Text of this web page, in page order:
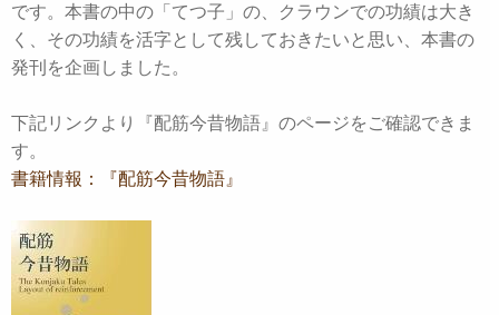
です。本書の中の「てつ子」の、クラウンでの功績は大き
く、その功績を活字として残しておきたいと思い、本書の
発刊を企画しました。
下記リンクより『配筋今昔物語』のページをご確認できま
す。
書籍情報：『配筋今昔物語』